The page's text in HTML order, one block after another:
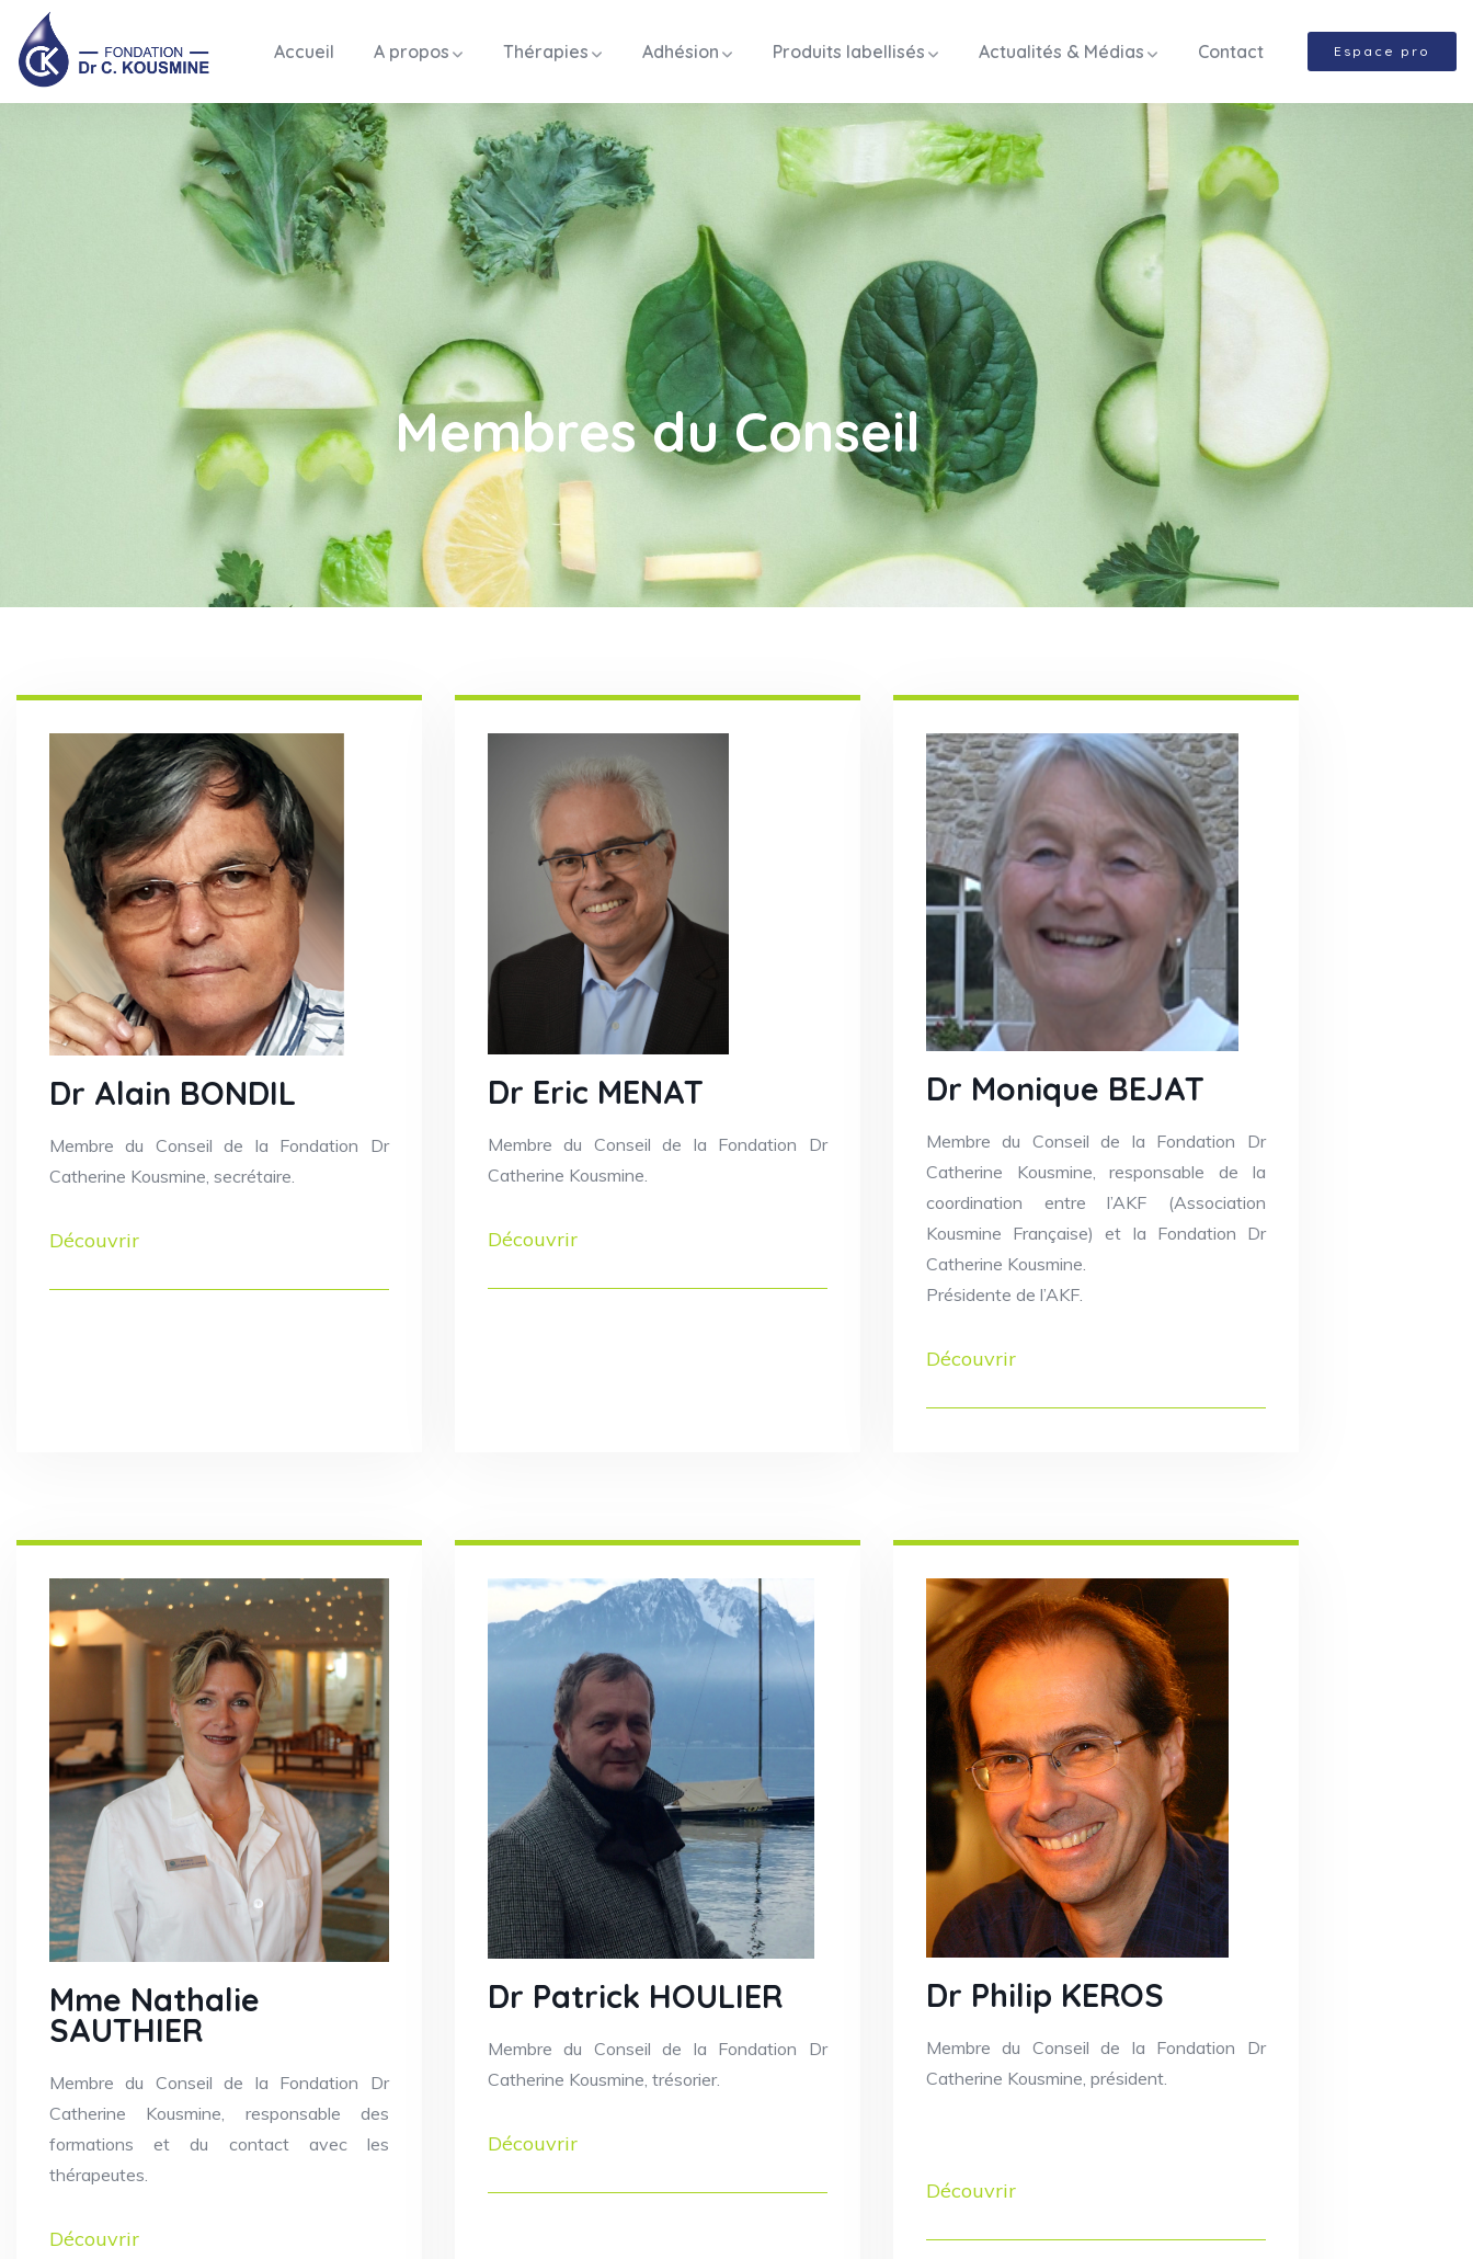
Accueil A propos Thérapies Adhésion Produits labellisés Actualités & Médias Contact Espace pro
Membres du Conseil
Dr Alain BONDIL
Membre du Conseil de la Fondation Dr
Catherine Kousmine, secrétaire.
Découvrir
Dr Eric MENAT
Membre du Conseil de la Fondation Dr
Catherine Kousmine.
Découvrir
Dr Monique BEJAT
Membre du Conseil de la Fondation Dr
Catherine Kousmine, responsable de la
coordination entre l’AKF (Association
Kousmine Française) et la Fondation Dr
Catherine Kousmine.
Présidente de l’AKF.
Découvrir
Mme Nathalie
SAUTHIER
Membre du Conseil de la Fondation Dr
Catherine Kousmine, responsable des
formations et du contact avec les
thérapeutes.
Découvrir
Dr Patrick HOULIER
Membre du Conseil de la Fondation Dr
Catherine Kousmine, trésorier.
Découvrir
Dr Philip KEROS
Membre du Conseil de la Fondation Dr
Catherine Kousmine, président.
Découvrir